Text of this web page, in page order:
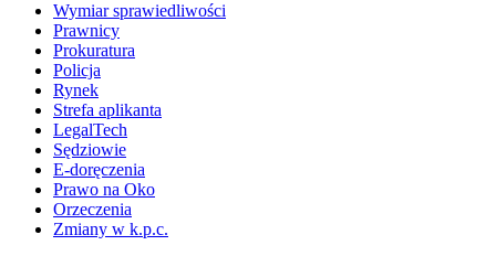
Wymiar sprawiedliwości
Prawnicy
Prokuratura
Policja
Rynek
Strefa aplikanta
LegalTech
Sędziowie
E-doręczenia
Prawo na Oko
Orzeczenia
Zmiany w k.p.c.